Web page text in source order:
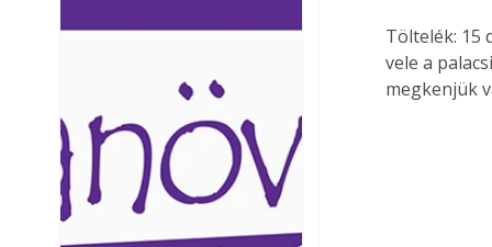
Laptapir kényelmes
mert: – t
Töltelék: 15
vele a
megkenjük